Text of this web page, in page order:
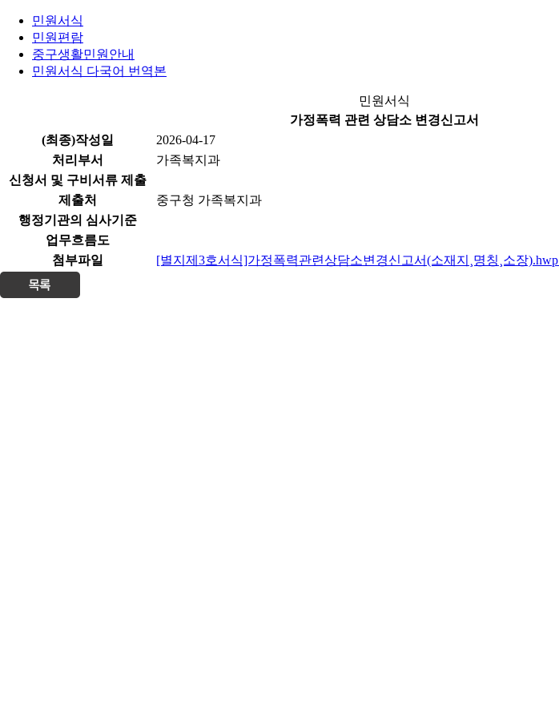
민원서식
민원편람
중구생활민원안내
민원서식 다국어 번역본
민원서식
가정폭력 관련 상담소 변경신고서
(최종)작성일
2026-04-17
처리부서
가족복지과
신청서 및 구비서류 제출
제출처
중구청 가족복지과
행정기관의 심사기준
업무흐름도
첨부파일
[별지제3호서식]가정폭력관련상담소변경신고서(소재지¸명칭¸소장).hwp